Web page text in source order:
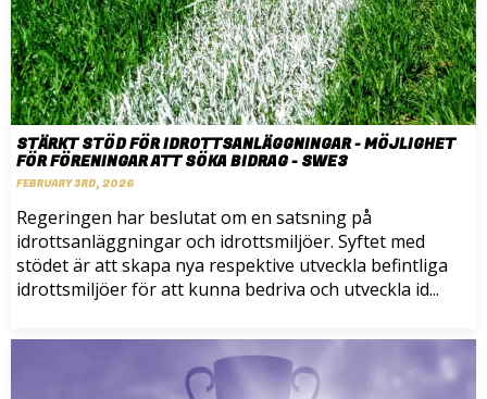
STÄRKT STÖD FÖR IDROTTSANLÄGGNINGAR - MÖJLIGHET
FÖR FÖRENINGAR ATT SÖKA BIDRAG - SWE3
FEBRUARY 3RD, 2026
Regeringen har beslutat om en satsning på
idrottsanläggningar och idrottsmiljöer. Syftet med
stödet är att skapa nya respektive utveckla befintliga
idrottsmiljöer för att kunna bedriva och utveckla id...